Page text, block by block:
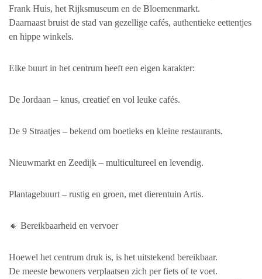
Frank Huis, het Rijksmuseum en de Bloemenmarkt.
Daarnaast bruist de stad van gezellige cafés, authentieke eettentjes
en hippe winkels.
Elke buurt in het centrum heeft een eigen karakter:
De Jordaan – knus, creatief en vol leuke cafés.
De 9 Straatjes – bekend om boetieks en kleine restaurants.
Nieuwmarkt en Zeedijk – multicultureel en levendig.
Plantagebuurt – rustig en groen, met dierentuin Artis.
🔸 Bereikbaarheid en vervoer
Hoewel het centrum druk is, is het uitstekend bereikbaar.
De meeste bewoners verplaatsen zich per fiets of te voet.